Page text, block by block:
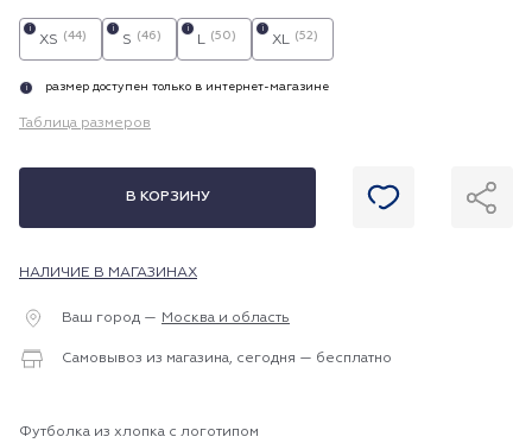
XS (44)
i
S (46)
i
L (50)
i
XL (52)
i
i размер доступен только в интернет-магазине
Таблица размеров
В КОРЗИНУ
НАЛИЧИЕ В МАГАЗИНАХ
Ваш город — Москва и область
Самовывоз из магазина, сегодня — бесплатно
Футболка из хлопка с логотипом